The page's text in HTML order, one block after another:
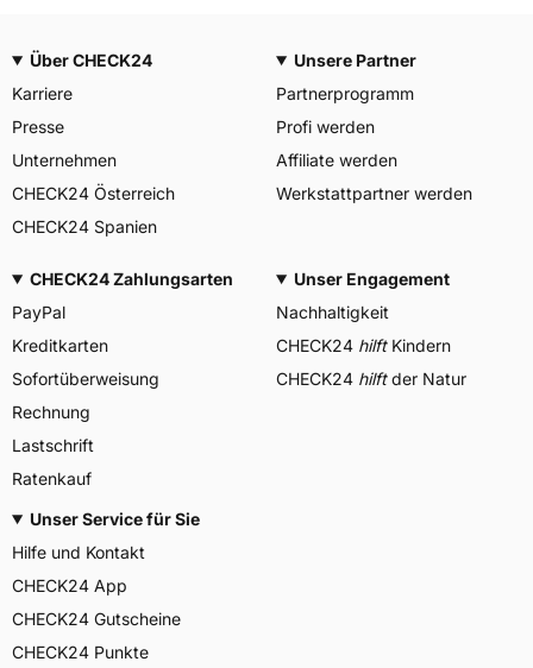
Über CHECK24
Karriere
Presse
Unternehmen
CHECK24 Österreich
CHECK24 Spanien
Unsere Partner
Partnerprogramm
Profi werden
Affiliate werden
Werkstattpartner werden
CHECK24 Zahlungsarten
PayPal
Kreditkarten
Sofortüberweisung
Rechnung
Lastschrift
Ratenkauf
Unser Engagement
Nachhaltigkeit
CHECK24 hilftKindern
CHECK24 hilftder Natur
Unser Service für Sie
Hilfe und Kontakt
CHECK24 App
CHECK24 Gutscheine
CHECK24 Punkte